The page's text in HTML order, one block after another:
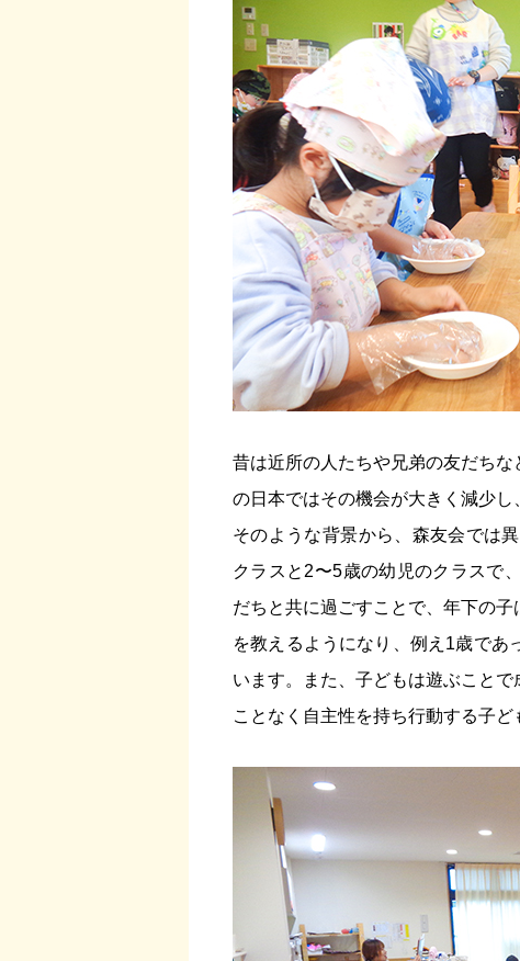
昔は近所の人たちや兄弟の友だち
の日本ではその機会が大きく減少し
そのような背景から、森友会では
クラスと2〜5歳の幼児のクラスで
だちと共に過ごすことで、年下の
を教えるようになり、例え1歳であ
います。また、子どもは遊ぶこと
ことなく自主性を持ち行動する子